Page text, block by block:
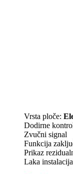
Vrsta ploče:
Dodirne
Zvučni signal
Funkcija
Prikaz
Laka